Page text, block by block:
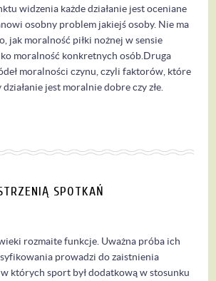
widzenia każde działanie jest oceniane
osobny problem jakiejś osoby. Nie ma
jak moralność piłki nożnej w sensie
moralność konkretnych osób.Druga
moralności czynu, czyli faktorów, które
jest moralnie dobre czy złe.
SPOTKAŃ
rozmaite funkcje. Uważna próba ich
prowadzi do zaistnienia
w których sport był dodatkową w stosunku